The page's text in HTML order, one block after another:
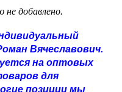
не добавлено.
Вячеславович.
на оптовых
для
позиции мы